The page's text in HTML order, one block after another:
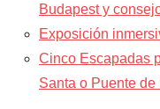
Budapest y
Exposición
Cinco Escapadas
Santa o Puente de